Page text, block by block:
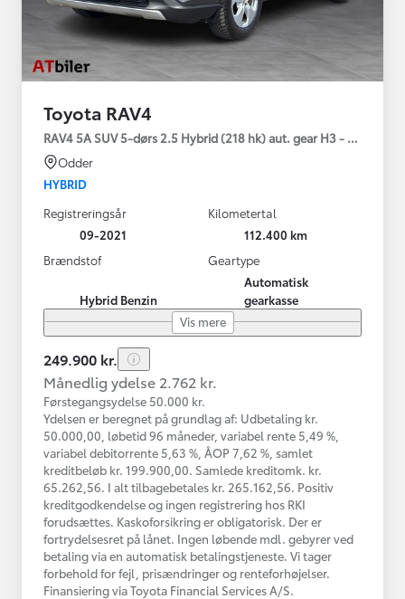
Toyota RAV4
RAV4 5A SUV 5-dørs 2.5 Hybrid (218 hk) aut. gear H3 - Comfort
Odder
HYBRID
Registreringsår
09-2021
Kilometertal
112.400 km
Brændstof
Hybrid Benzin
Geartype
Automatisk
gearkasse
Vis mere
249.900 kr.
Månedlig ydelse 2.762 kr.
Førstegangsydelse 50.000 kr.
Ydelsen er beregnet på grundlag af: Udbetaling kr.
50.000,00, løbetid 96 måneder, variabel rente 5,49 %,
variabel debitorrente 5,63 %, ÅOP 7,62 %, samlet
kreditbeløb kr. 199.900,00. Samlede kreditomk. kr.
65.262,56. I alt tilbagebetales kr. 265.162,56. Positiv
kreditgodkendelse og ingen registrering hos RKI
forudsættes. Kaskoforsikring er obligatorisk. Der er
fortrydelsesret på lånet. Ingen løbende mdl. gebyrer ved
betaling via en automatisk betalingstjeneste. Vi tager
forbehold for fejl, prisændringer og renteforhøjelser.
Finansiering via Toyota Financial Services A/S.